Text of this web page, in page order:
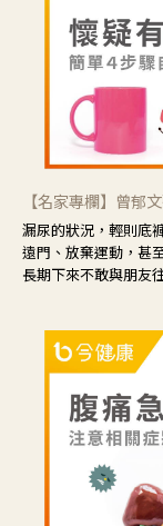
【名家專欄】曾郁
漏尿的狀況，輕則底
遠門、放棄運動，甚
長期下來不敢與朋友